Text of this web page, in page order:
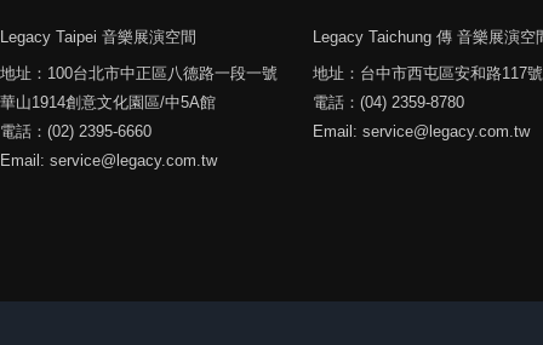
Legacy Taipei 音樂展演空間
Legacy Taichung 傳 音樂展演空
地址：100台北市中正區八德路一段一號
華山1914創意文化園區/中5A館
電話：(02) 2395-6660
Email: service@legacy.com.tw
地址：台中市西屯區安和路117號
電話：(04) 2359-8780
Email: service@legacy.com.tw